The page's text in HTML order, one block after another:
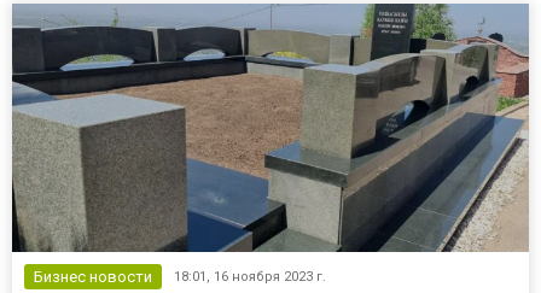
неповторимым салютом. Заворажи...
Бизнес новости 18:01, 16 ноября 2023 г.